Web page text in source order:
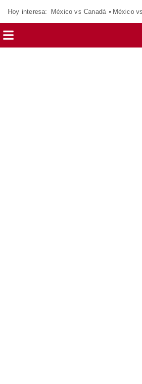
Hoy interesa: México vs Canadá México